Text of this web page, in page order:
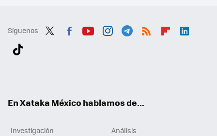
Síguenos
En Xataka México hablamos de...
Investigación
Análisis